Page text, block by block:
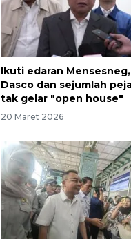
Ikuti edaran Mensesneg,
Dasco dan sejumlah
tak gelar "open house"
20 Maret 2026